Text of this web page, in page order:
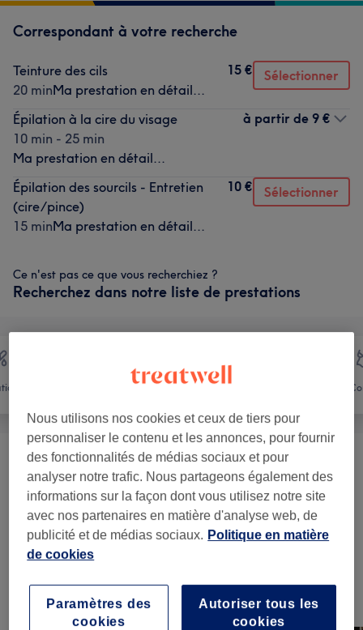
Correspondant à votre recherche
Teinture des cils
20 minMa prestation en détail...
15 € Sélectionner
Épilation à la cire du visage
10 min - 25 min
Ma prestation en détail...
à partir de 9 €
Épilation des sourcils - Entretien
(cire/pince)
15 minMa prestation en détail...
10 € Sélectionner
Ce n'est pas ce que vous recherchiez ?
Recherchez dans notre liste de prestations
Visage Massage
Soins Du Visage (8) à partir de 9 €
Beauté Du Regard ( 6)
Maquillage 25 €
Notre travail
Appuyez sur l'image pour voir plus de détails
Nous utilisons nos cookies et ceux de tiers pour
personnaliser le contenu et les annonces, pour fournir
des fonctionnalités de médias sociaux et pour
analyser notre trafic. Nous partageons également des
informations sur la façon dont vous utilisez notre site
avec nos partenaires en matière d'analyse web, de
publicité et de médias sociaux. Politique en matière
de cookies
Autoriser tous les
cookies
Paramètres des
cookies